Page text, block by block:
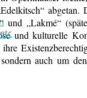
„Lakmé“
und kulturelle
auch um